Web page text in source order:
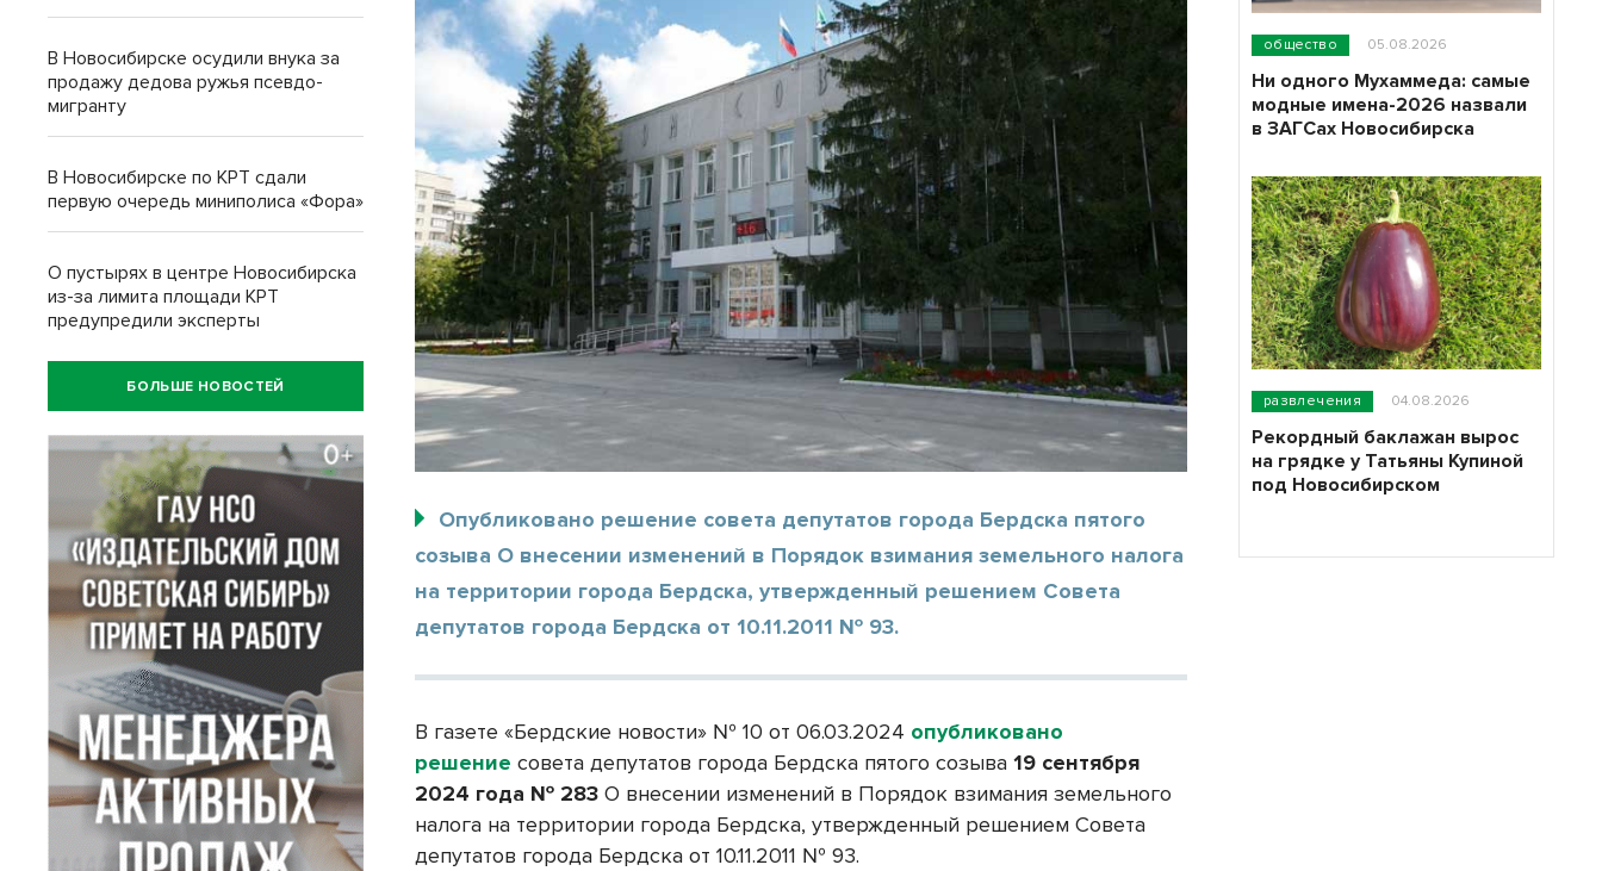
Опубликовано решение совета депутатов города Бердска пятого
созыва О внесении изменений в Порядок взимания земельного налога
на территории города Бердска, утвержденный решением Совета
депутатов города Бердска от 10.11.2011 № 93.
В газете «Бердские новости» № 10 от 06.03.2024 опубликовано
решение совета депутатов города Бердска пятого созыва19 сентября
2024 года № 283О внесении изменений в Порядок взимания земельного
налога на территории города Бердска, утвержденный решением Совета
депутатов города Бердска от 10.11.2011 № 93.
В Новосибирске осудили внука за
продажу дедова ружья псевдо-
мигранту
В Новосибирске по КРТ сдали
первую очередь миниполиса «Фора»
О пустырях в центре Новосибирска
из-за лимита площади КРТ
предупредили эксперты
БОЛЬШЕ НОВОСТЕЙ
общество 05.08.2026
Ни одного Мухаммеда: самые
модные имена-2026 назвали
в ЗАГСах Новосибирска
развлечения 04.08.2026
Рекордный баклажан вырос
на грядке у Татьяны Купиной
под Новосибирском